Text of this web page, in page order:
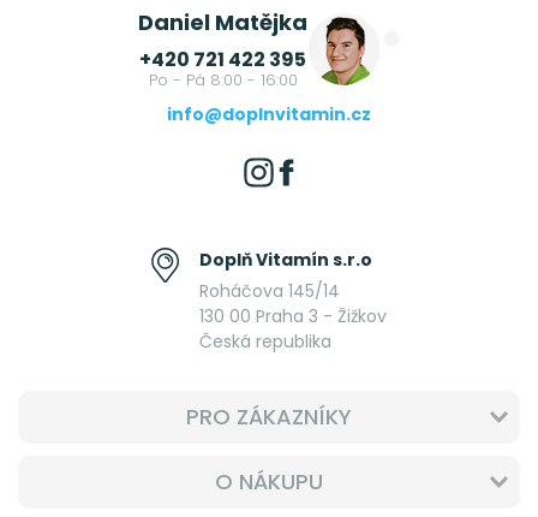
Daniel Matějka
+420 721 422 395
Po - Pá 8:00 - 16:00
info@doplnvitamin.cz
Doplň Vitamín s.r.o
Roháčova 145/14
130 00 Praha 3 - Žižkov
Česká republika
PRO ZÁKAZNÍKY
O NÁKUPU